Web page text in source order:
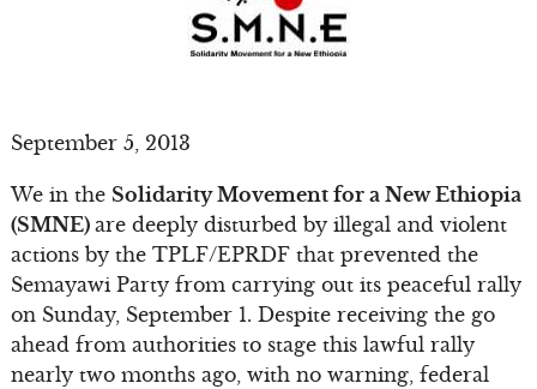
September 5, 2013
We in the Solidarity Movement for a New Ethiopia
(SMNE) are deeply disturbed by illegal and violent
actions by the TPLF/EPRDF that prevented the
Semayawi Party from carrying out its peaceful rally
on Sunday, September 1. Despite receiving the go
ahead from authorities to stage this lawful rally
nearly two months ago, with no warning, federal